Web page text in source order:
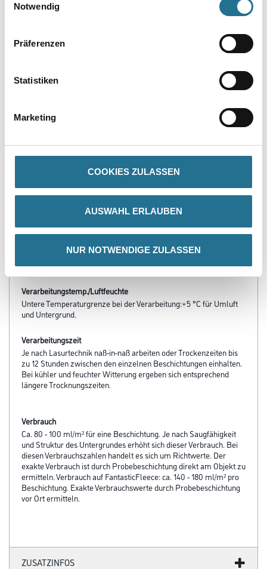
Notwendig
Präferenzen
Statistiken
Marketing
COOKIES ZULASSEN
AUSWAHL ERLAUBEN
NUR NOTWENDIGE ZULASSEN
Zur Farbauswahl für Ihren Wunschfarbton
PRODUKTEIGENSCHAFTEN
Produkteigenschaft
- Hochtransparent
- Diffussionsfähig
- Beständig gegen wässrige Desinfektionsmittel
Verarbeitungstemp./Luftfeuchte
Untere Temperaturgrenze bei der Verarbeitung:+5 °C für Umluft
und Untergrund.
Verarbeitungszeit
Je nach Lasurtechnik naß-in-naß arbeiten oder Trockenzeiten bis
zu 12 Stunden zwischen den einzelnen Beschichtungen einhalten.
Bei kühler und feuchter Witterung ergeben sich entsprechend
längere Trocknungszeiten.
Verbrauch
Ca. 80 - 100 ml/m² für eine Beschichtung. Je nach Saugfähigkeit
und Struktur des Untergrundes erhöht sich dieser Verbrauch. Bei
diesen Verbrauchszahlen handelt es sich um Richtwerte. Der
exakte Verbrauch ist durch Probebeschichtung direkt am Objekt zu
ermitteln. Verbrauch auf FantasticFleece: ca. 140 - 180 ml/m² pro
Beschichtung. Exakte Verbrauchswerte durch Probebeschichtung
vor Ort ermitteln.
ZUSATZINFOS